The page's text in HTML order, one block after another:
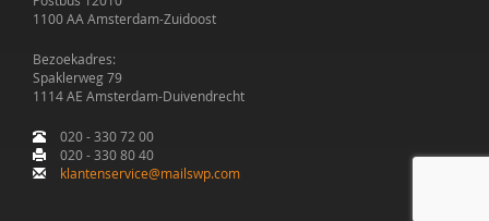
Denny Borsboom
Manon Bos
1100 AA Amsterdam-Zuidoost
Bezoekadres:
Spaklerweg 79
1114 AE Amsterdam-Duivendrecht
020 - 330 72 00
020 - 330 80 40
klantenservice@mailswp.com